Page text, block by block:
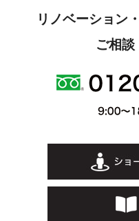
リノベーション
ご相談